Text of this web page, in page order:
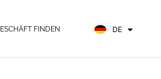
FINDEN DE
ES